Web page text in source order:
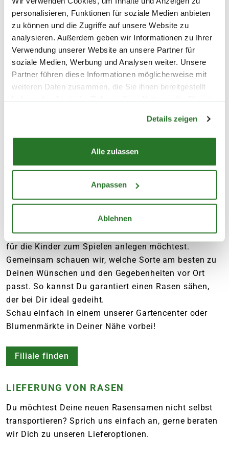
personalisieren, Funktionen für soziale Medien anbieten
zu können und die Zugriffe auf unsere Website zu
analysieren. Außerdem geben wir Informationen zu Ihrer
Verwendung unserer Website an unsere Partner für
soziale Medien, Werbung und Analysen weiter. Unsere
Partner führen diese Informationen möglicherweise mit
weiteren Daten zusammen, die Sie ihnen bereitgestellt
Details zeigen
Alle zulassen
Anpassen
Ablehnen
GROSSE AUSWAHL & F
ACHBERATUNG
BEIM KAUFEN VON
RASENSAMEN
Du möchtest hochwertige Rasensamen kaufen und
deutschlandweit verteilten Blumenmärkten und
Gartencentern wartet eine große Auswahl an
Rasensaat für jeden Garten und alle
Voraussetzungen. Unser freundliches Fachpersonal
Deine Fragen und hilft Dir dabei, den passenden
Rasen für Dein Zuhause zu finden – egal, ob Du
einen Rasen für eine schattige Fläche, zur Zierde oder
für die Kinder zum Spielen anlegen möchtest.
Gemeinsam schauen wir, welche Sorte am besten zu
Deinen Wünschen und den Gegebenheiten vor Ort
passt. So kannst Du garantiert einen Rasen sähen,
der bei Dir ideal gedeiht.
Schau einfach in einem unserer Gartencenter oder
Blumenmärkte in Deiner Nähe vorbei!
Filiale finden
LIEFERUNG VON RASEN
Du möchtest Deine neuen Rasensamen nicht selbst
transportieren? Sprich uns einfach an, gerne beraten
wir Dich zu unseren Lieferoptionen.